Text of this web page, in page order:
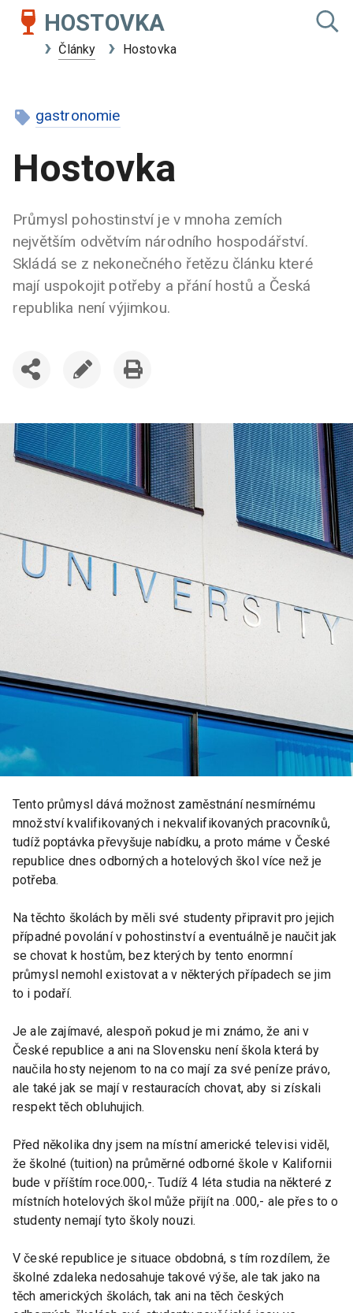
HOSTOVKA
Články Hostovka
gastronomie
Hostovka
Průmysl pohostinství je v mnoha zemích
největším odvětvím národního hospodářství.
Skládá se z nekonečného řetězu článku které
mají uspokojit potřeby a přání hostů a Česká
republika není výjimkou.
Tento průmysl dává možnost zaměstnání nesmírnému
množství kvalifikovaných i nekvalifikovaných pracovníků,
tudíž poptávka převyšuje nabídku, a proto máme v České
republice dnes odborných a hotelových škol více než je
potřeba.
Na těchto školách by měli své studenty připravit pro jejich
případné povolání v pohostinství a eventuálně je naučit jak
se chovat k hostům, bez kterých by tento enormní
průmysl nemohl existovat a v některých případech se jim
to i podaří.
Je ale zajímavé, alespoň pokud je mi známo, že ani v
České republice a ani na Slovensku není škola která by
naučila hosty nejenom to na co mají za své peníze právo,
ale také jak se mají v restauracích chovat, aby si získali
respekt těch obluhujich.
Před několika dny jsem na místní americké televisi viděl,
že školné (tuition) na průměrné odborné škole v Kalifornii
bude v příštím roce.000,-. Tudíž 4 léta studia na některé z
místních hotelových škol může přijít na .000,- ale přes to o
studenty nemají tyto školy nouzi.
V české republice je situace obdobná, s tím rozdílem, že
školné zdaleka nedosahuje takové výše, ale tak jako na
těch amerických školách, tak ani na těch českých